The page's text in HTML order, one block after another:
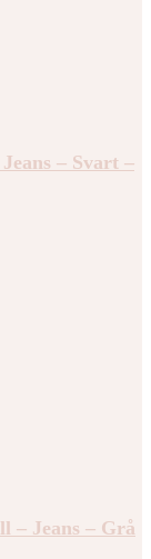
– Svart –
– Jeans – Grå